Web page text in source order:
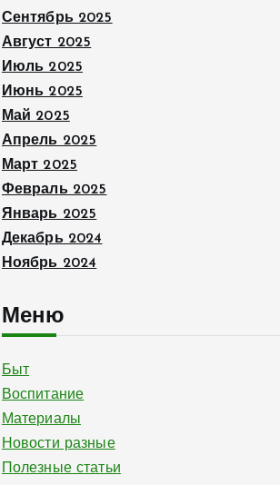
Сентябрь 2025
Август 2025
Июль 2025
Июнь 2025
Май 2025
Апрель 2025
Март 2025
Февраль 2025
Январь 2025
Декабрь 2024
Ноябрь 2024
Меню
Быт
Воспитание
Материалы
Новости разные
Полезные статьи